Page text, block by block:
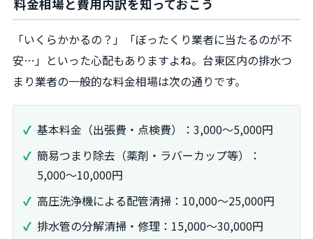
料金相場と費用内訳を知っておこう
「いくらかかるの？」「ぼったくり業者に当たるのが不
安…」といった心配もありますよね。台東区内の排水つ
まり業者の一般的な料金相場は次の通りです。
基本料金（出張費・点検費）：3,000〜5,000円
簡易つまり除去（薬剤・ラバーカップ等）：
5,000〜10,000円
高圧洗浄機による配管清掃：10,000〜25,000円
排水管の分解清掃・修理：15,000〜30,000円